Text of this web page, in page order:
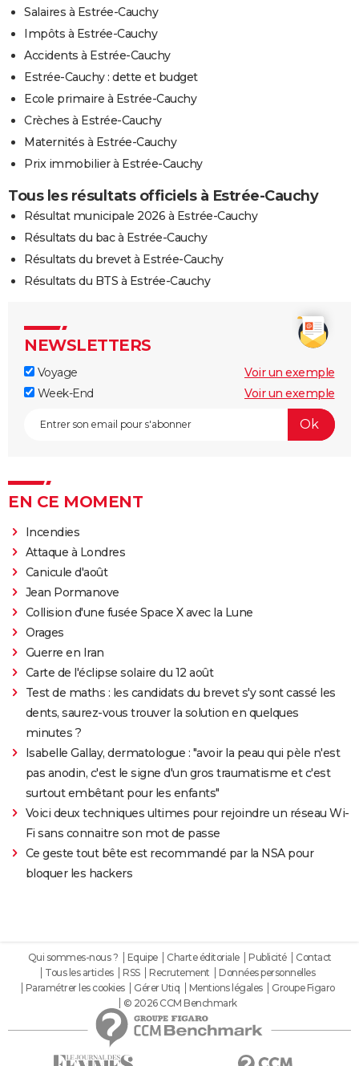
Salaires à Estrée-Cauchy
Impôts à Estrée-Cauchy
Accidents à Estrée-Cauchy
Estrée-Cauchy : dette et budget
Ecole primaire à Estrée-Cauchy
Crèches à Estrée-Cauchy
Maternités à Estrée-Cauchy
Prix immobilier à Estrée-Cauchy
Tous les résultats officiels à Estrée-Cauchy
Résultat municipale 2026 à Estrée-Cauchy
Résultats du bac à Estrée-Cauchy
Résultats du brevet à Estrée-Cauchy
Résultats du BTS à Estrée-Cauchy
NEWSLETTERS
Voyage
Voir un exemple
Week-End
Voir un exemple
EN CE MOMENT
Incendies
Attaque à Londres
Canicule d'août
Jean Pormanove
Collision d'une fusée Space X avec la Lune
Orages
Guerre en Iran
Carte de l'éclipse solaire du 12 août
Test de maths : les candidats du brevet s'y sont cassé les
dents, saurez-vous trouver la solution en quelques
minutes ?
Isabelle Gallay, dermatologue : "avoir la peau qui pèle n'est
pas anodin, c'est le signe d'un gros traumatisme et c'est
surtout embêtant pour les enfants"
Voici deux techniques ultimes pour rejoindre un réseau Wi-
Fi sans connaitre son mot de passe
Ce geste tout bête est recommandé par la NSA pour
bloquer les hackers
Qui sommes-nous ? Equipe Charte éditoriale Publicité
Contact
Tous les articles
RSS Recrutement
Données personnelles
Paramétrer les cookies
Gérer Utiq Mentions légales
Groupe Figaro
© 2026 CCM Benchmark